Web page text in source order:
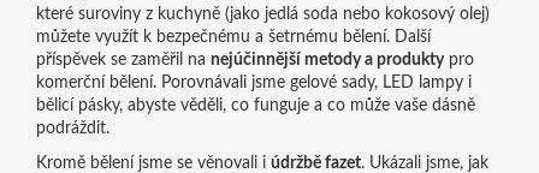
které suroviny z kuchyně (jako jedlá soda nebo kokosový olej)
můžete využít k bezpečnému a šetrnému bělení. Další
příspěvek se zaměřil na nejúčinnější metody a produktypro
komerční bělení. Porovnávali jsme gelové sady, LED lampy i
bělicí pásky, abyste věděli, co funguje a co může vaše dásně
podráždit.
Kromě bělení jsme se věnovali i údržbě fazet. Ukázali jsme, jak